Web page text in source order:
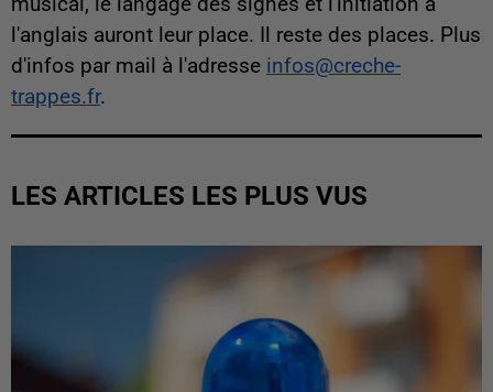
l'anglais auront leur place. Il reste des places. Plus
d'infos par mail à l'adresse infos@creche-
trappes.fr.
LES ARTICLES LES PLUS VUS